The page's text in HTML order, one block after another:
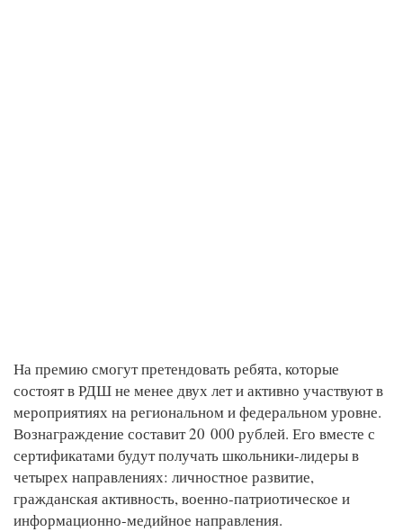
На премию смогут претендовать ребята, которые
состоят в РДШ не менее двух лет и активно участвуют в
мероприятиях на региональном и федеральном уровне.
Вознаграждение составит 20 000 рублей. Его вместе с
сертификатами будут получать школьники-лидеры в
четырех направлениях: личностное развитие,
гражданская активность, военно-патриотическое и
информационно-медийное направления.